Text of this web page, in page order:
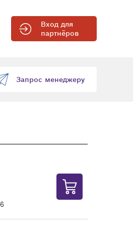
Вход для
партнёров
Запрос менеджеру